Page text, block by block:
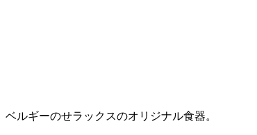
ベルギーのせラックスのオリジナル食器。